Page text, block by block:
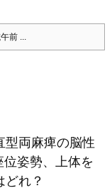
前 ...
型両麻痺の脳性
姿勢、上体を
れ？